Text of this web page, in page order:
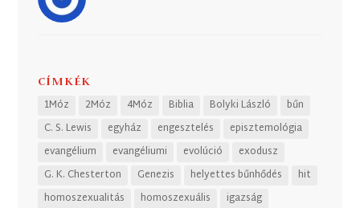
CÍMKÉK
1Móz 2Móz 4Móz Biblia Bolyki László
bűn
C. S. Lewis
egyház engesztelés
episztemológia
evangélium
evangéliumi evolúció
exodusz
G. K. Chesterton
Genezis helyettes bűnhődés
hit
homoszexualitás
homoszexuális
igazság